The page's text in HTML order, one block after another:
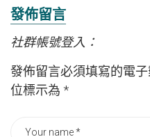
發佈留言
社群帳號登入：
發佈留言必須填寫的電
位標示為 *